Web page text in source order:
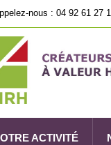
nous : 04 92 61 27
ACTIVITÉ